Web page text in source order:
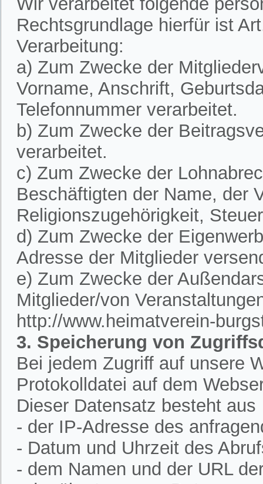
Rechtsgrundlage hierfür ist
Verarbeitung:
a) Zum Zwecke der
Vorname, Anschrift,
Telefonnummer verarbeitet.
b) Zum Zwecke der
verarbeitet.
c) Zum Zwecke der
Beschäftigten der Name, der
Religionszugehörigkeit,
d) Zum Zwecke der
Adresse der Mitglieder
e) Zum Zwecke der
Mitglieder/von
http://www.heimatverein-
3. Speicherung von
Bei jedem Zugriff auf unsere
Protokolldatei auf dem
Dieser Datensatz besteht aus
- der IP-Adresse des
- Datum und Uhrzeit des
- dem Namen und der URL